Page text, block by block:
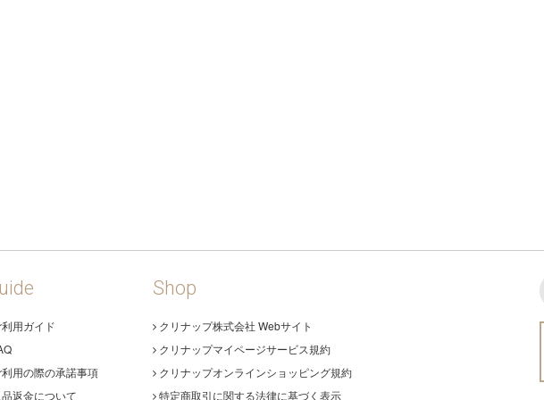
用ガイド
用の際の承諾事項
返金について
Shop
クリナップ株式会社 Webサイト
クリナップマイページサービス規約
クリナップオンラインショッピング規約
特定商取引に関する法律に基づく表示